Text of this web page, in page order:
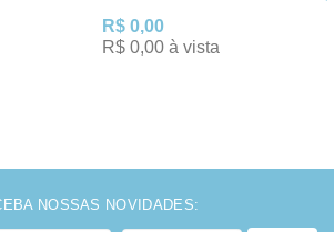
R$ 0,00
R$ 0,00 à vista
NOSSAS NOVIDADES: